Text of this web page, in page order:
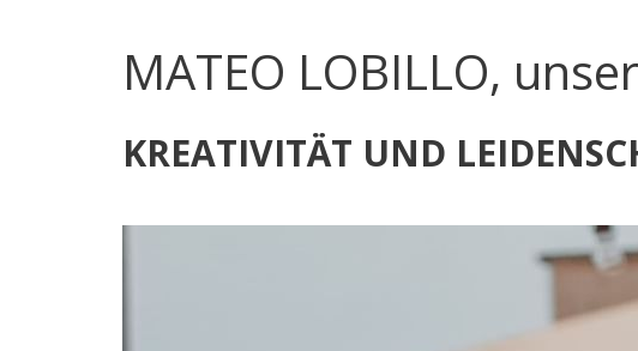
MATEO LOBILLO,
KREATIVITÄT UND